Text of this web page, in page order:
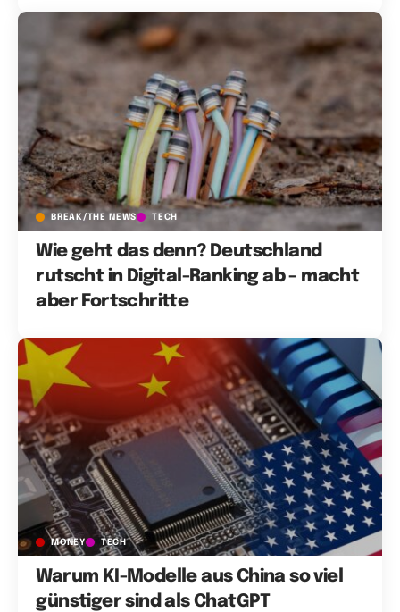
BREAK/THE NEWS TECH
Wie geht das denn? Deutschland
rutscht in Digital-Ranking ab – macht
aber Fortschritte
MONEY TECH
Warum KI-Modelle aus China so viel
günstiger sind als ChatGPT